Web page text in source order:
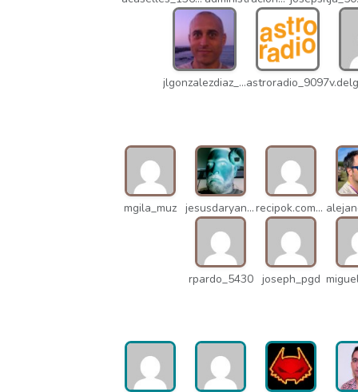
jlgonzalezdiaz_12316astroradio_9097
mgila_muz jesusdaryanani_mko recipok.com_n5u
rpardo_5430 joseph_pgd